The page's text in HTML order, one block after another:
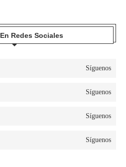
Redes Sociales
Síguenos
Síguenos
Síguenos
Síguenos